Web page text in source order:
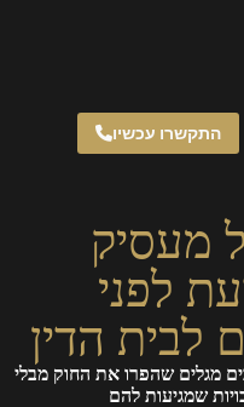
התקשרו עכשיו
מעסיק
לפני
לבית הדין
מגלים שהפרו את החוק מבלי
שמגיעות להם